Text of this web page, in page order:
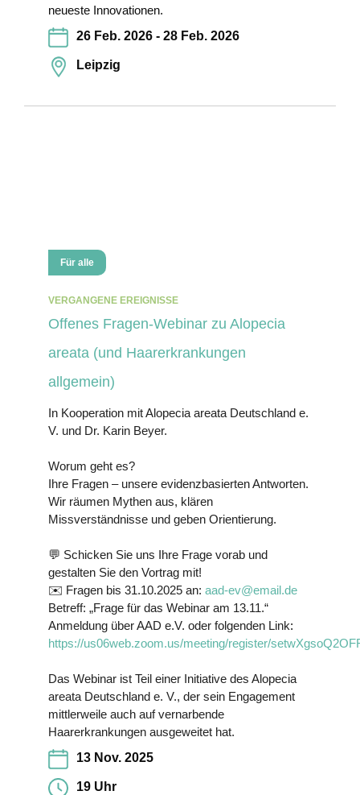
neueste Innovationen.
26 Feb. 2026 - 28 Feb. 2026
Leipzig
Für alle
VERGANGENE EREIGNISSE
Offenes Fragen-Webinar zu Alopecia
areata (und Haarerkrankungen
allgemein)
In Kooperation mit Alopecia areata Deutschland e.
V. und Dr. Karin Beyer.
Worum geht es?
Ihre Fragen – unsere evidenzbasierten Antworten.
Wir räumen Mythen aus, klären
Missverständnisse und geben Orientierung.
💬 Schicken Sie uns Ihre Frage vorab und
gestalten Sie den Vortrag mit!
✉️ Fragen bis 31.10.2025 an: aad-ev@email.de
Betreff: „Frage für das Webinar am 13.11.“
Anmeldung über AAD e.V. oder folgenden Link:
https://us06web.zoom.us/meeting/register/
Das Webinar ist Teil einer Initiative des Alopecia
areata Deutschland e. V., der sein Engagement
mittlerweile auch auf vernarbende
Haarerkrankungen ausgeweitet hat.
13 Nov. 2025
19 Uhr